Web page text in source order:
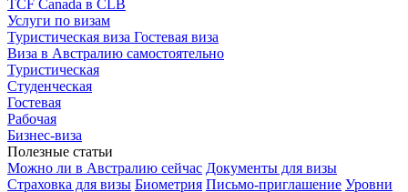
TCF Canada в CLB
Услуги по визам
Туристическая виза Гостевая виза
Виза в Австралию самостоятельно
Туристическая
Студенческая
Гостевая
Рабочая
Бизнес-виза
Полезные статьи
Можно ли в Австралию сейчас Документы для визы
Страховка для визы Биометрия Письмо-приглашение Уровни